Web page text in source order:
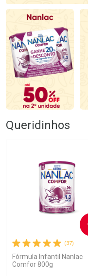
Queridinhos
(37)
Fórmula Infantil Nanlac
Comfor 800g
COMPRAR